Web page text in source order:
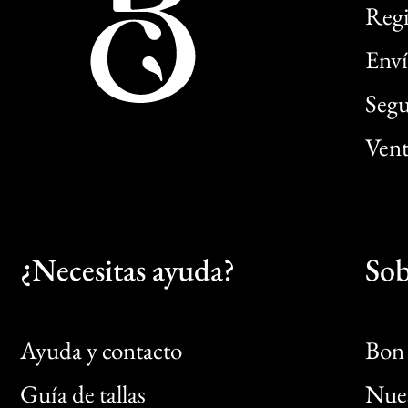
¿Necesitas ayuda?
Ayuda y contacto
Guía de tallas